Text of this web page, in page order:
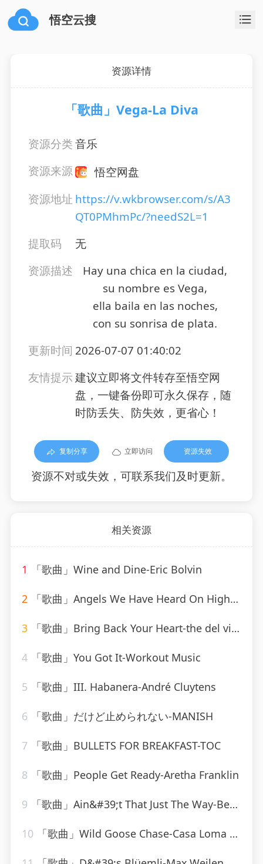
悟空云搜
资源详情
「歌曲」Vega-La Diva
资源分类音乐
资源来源
悟空网盘
资源地址 https://v.wkbrowser.com/s/A3
QT0PMhmPc/?needS2L=1
提取码
无
资源描述
Hay una chica en la ciudad,
su nombre es Vega,
ella baila en las noches,
con su sonrisa de plata.
更新时间 2026-07-07 01:40:02
友情提示建议立即将文件转存至悟空网
盘，一键备份即可永久保存，随
时防丢失、防失效，更省心！
复制分享 立即访问 资源失效
资源不对或失效，可联系我们及时更新。
相关资源
1 「歌曲」Wine and Dine-Eric Bolvin
2 「歌曲」Angels We Have Heard On High-Mitchell Cardenas
3 「歌曲」Bring Back Your Heart-the del vikings
4 「歌曲」You Got It-Workout Music
5 「歌曲」III. Habanera-André Cluytens
6 「歌曲」だけど止められない-MANISH
7 「歌曲」BULLETS FOR BREAKFAST-TOC
8 「歌曲」People Get Ready-Aretha Franklin
9 「歌曲」Ain&#39;t That Just The Way-Best Of Hits (最佳点击率)
10 「歌曲」Wild Goose Chase-Casa Loma Orchestra